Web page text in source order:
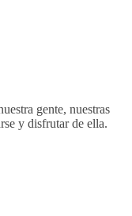
gente, nuestras
y disfrutar de ella.